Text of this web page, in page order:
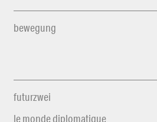
bewegung
futurzwei
le monde diplomatique